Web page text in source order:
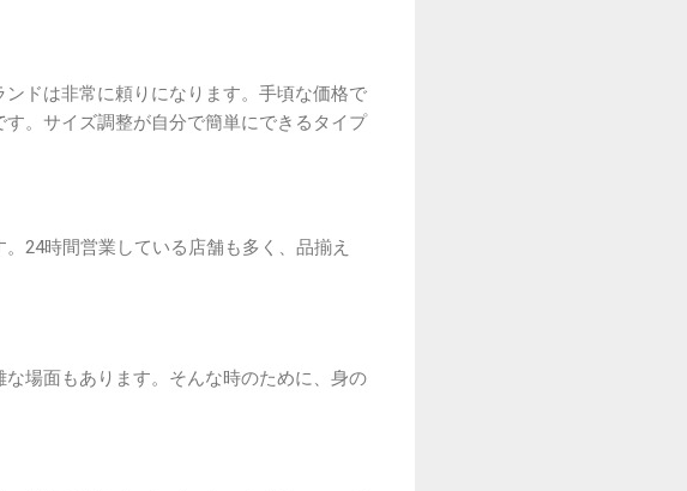
ドは非常に頼りになります。手頃な価格で
。サイズ調整が自分で簡単にできるタイプ
24時間営業している店舗も多く、品揃え
場面もあります。そんな時のために、身の